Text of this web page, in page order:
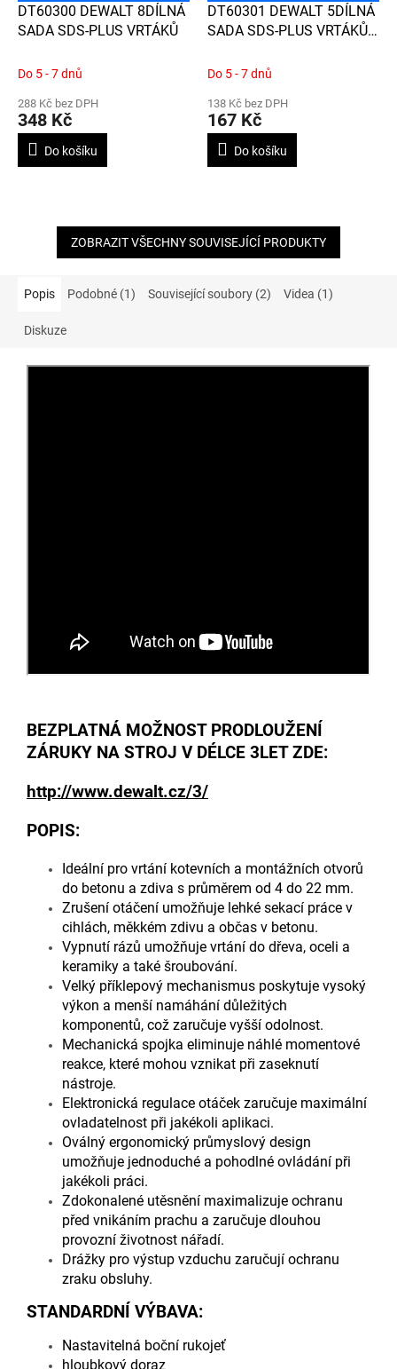
DT60300 DEWALT 8DÍLNÁ
SADA SDS-PLUS VRTÁKŮ
Do 5 - 7 dnů
288 Kč bez DPH
348 Kč
Do košíku
DT60301 DEWALT 5DÍLNÁ
SADA SDS-PLUS VRTÁKŮ
Do 5 - 7 dnů
138 Kč bez DPH
167 Kč
Do košíku
ZOBRAZIT VŠECHNY SOUVISEJÍCÍ PRODUKTY
Popis Podobné (1) Související soubory (2) Videa (1)
Diskuze
BEZPLATNÁ MOŽNOST PRODLOUŽENÍ
ZÁRUKY NA STROJ V DÉLCE 3LET ZDE:
http://www.dewalt.cz/3/
POPIS:
Ideální pro vrtání kotevních a montážních otvorů
do betonu a zdiva s průměrem od 4 do 22 mm.
Zrušení otáčení umožňuje lehké sekací práce v
cihlách, měkkém zdivu a občas v betonu.
Vypnutí rázů umožňuje vrtání do dřeva, oceli a
keramiky a také šroubování.
Velký příklepový mechanismus poskytuje vysoký
výkon a menší namáhání důležitých
komponentů, což zaručuje vyšší odolnost.
Mechanická spojka eliminuje náhlé momentové
reakce, které mohou vznikat při zaseknutí
nástroje.
Elektronická regulace otáček zaručuje maximální
ovladatelnost při jakékoli aplikaci.
Oválný ergonomický průmyslový design
umožňuje jednoduché a pohodlné ovládání při
jakékoli práci.
Zdokonalené utěsnění maximalizuje ochranu
před vnikáním prachu a zaručuje dlouhou
provozní životnost nářadí.
Drážky pro výstup vzduchu zaručují ochranu
zraku obsluhy.
STANDARDNÍ VÝBAVA:
Nastavitelná boční rukojeť
hloubkový doraz